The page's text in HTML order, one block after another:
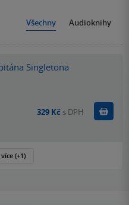
Všechny Audioknihy
Singletona
329 Kč s DPH Koupit
více (+1)